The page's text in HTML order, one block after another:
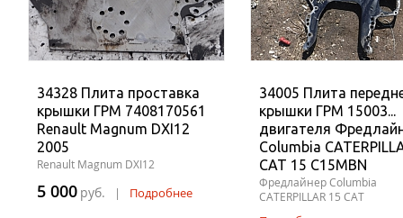
34328 Плита проставка
крышки ГРМ 7408170561
Renault Magnum DXI12
2005
Renault Magnum DXI12
5 000 руб. | Подробнее
34005 Плита
крышки ГРМ 15003...
двигателя
Columbia
CAT 15 C15MBN
Фредлайнер Columbia
CATERPILLAR 15 CAT